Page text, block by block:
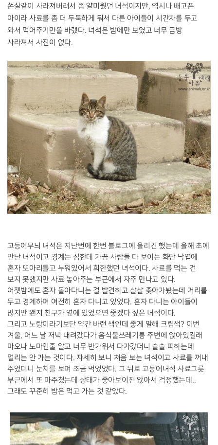
쏜살같이 사라져버려서 좀 얄미웠던 녀석이지만, 역시나 배고픈
아이라 사료를 좀 더 두둑하게 둬서 다른 아이들이 시간차를 두고
와서 먹어주기만을 바랬다. 녀석은 밤에만 보였고 너무 금방
사라져서 사진이 없다.
고등어무늬 녀석은 지난번에 한번 블로그에 올리긴 했는데 올해 초에
만난 녀석이고 경계는 심한데 가끔 사람들 다 보이는 화단 낙엽에
혼자 또아리틀고 누워있어서 희한했던 녀석이다. 사료를 먹는 건
보지 못했지만 사료 놓아주는 부근에서 자주 만나고 있다.
어젯밤에도 혼자 돌아다니는 걸 발견하고 살살 좇아가봤는데 거리를
두고 경계하며 여전히 혼자 다니고 있었다. 혼자 다니는 아이들이
많지만 왠지 친구가 옆에 있었으면 좋겠다 싶은 녀석이다.
그리고 노랑이라기보단 약간 바랜 색인데 좋게 말해 크림색? 이번
겨울, 어느 날 저녁 내려갔다가 음식물쓰레기통 주변에 앉아있길래
마오나 노마인줄 알고 너무 반가워서 다가갔더니 슬슬 피하는데
멀리는 안 가는 것이다. 자세히 보니 처음 보는 녀석이고 사료를 꺼내
주었더니 눈치를 보며 조금 먹었었다. 그 뒤로 고등어녀석 사료그릇
부근에서 또 마주쳤는데 상태가 좋아보이진 않아서 걱정했는데..
그래도 꾸준히 밥은 먹고 가는 것 같았다.